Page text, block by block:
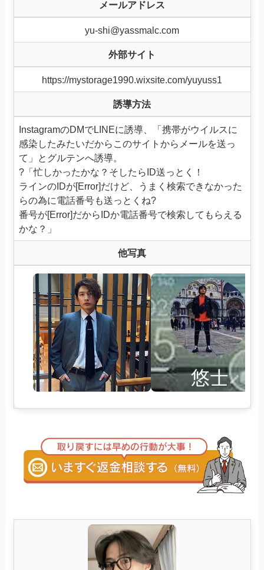
メールアドレス
yu-shi@yassmalc.com
外部サイト
https://mystorage1990.wixsite.com/yuyuss1
誘導方法
InstagramのDMでLINEに誘導、「携帯がウイルスに
感染したみたいだからこのサイトからメールを送っ
て」とグルテンへ誘導。
?「忙しかったかな？そしたらID送っとく！
ラインのIDが[Error]だけど、うまく検索できなかった
らの為に電話番号も送っとくね?
番号が[Error]だからIDか電話番号で検索してもらえる
かな？」
他写真